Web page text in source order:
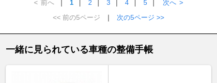
< 前へ 1 2 3 4 5 次へ >
<< 前の5ページ
｜ 次の5ページ >>
一緒に見られている車種の整備手帳